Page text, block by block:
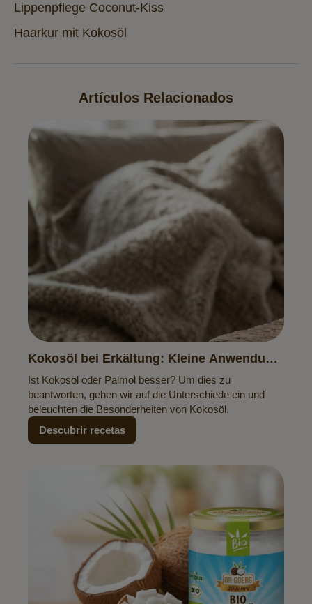
Lippenpflege Coconut-Kiss
Haarkur mit Kokosöl
Artículos Relacionados
Kokosöl bei Erkältung: Kleine Anwendung,
Ist Kokosöl oder Palmöl besser? Um dies zu
beantworten, gehen wir auf die Unterschiede ein und
beleuchten die Besonderheiten von Kokosöl.
Descubrir recetas